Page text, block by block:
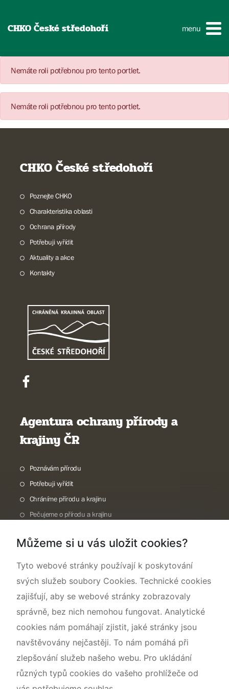
CHKO České středohoří menu
Nemáte roli potřebnou pro tento portlet.
Nemáte roli potřebnou pro tento portlet.
CHKO České středohoří
Poznejte CHKO
Charakteristika oblasti
Ochrana přírody
Potřebuji vyřídit
Aktuality a akce
Kontakty
Agentura ochrany přírody a
krajiny ČR
Poznávám přírodu
Potřebuji vyřídit
Chráníme přírodu a krajinu
Pečujeme o přírodu a krajinu
O nás
Můžeme si u vás uložit cookies?
Tyto webové stránky používají k poskytování
svých služeb soubory Cookies. Technické cookies
zajišťují, aby se webové stránky zobrazovaly
správně, bez nich nemohou fungovat. Analytické
cookies nám pomáhají zjistit, jaké stránky jsou
navštěvovány nejčastěji. To nám pomáhá při
zlepšování služeb našeho webu. Pro ukládání
různých typů cookies do vašeho prohlížeče od